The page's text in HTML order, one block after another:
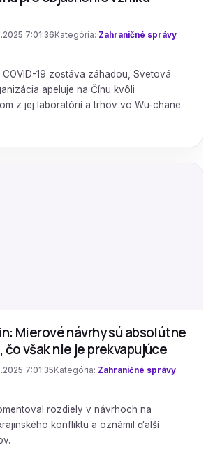
7:01:36 Kategória: Zahraničné správy
COVID-19 zostáva záhadou, Svetová
apeluje na Čínu kvôli
z jej laboratórií a trhov vo Wu-chane.
Mierové návrhy sú absolútne
však nie je prekvapujúce
7:01:35 Kategória: Zahraničné správy
rozdiely v návrhoch na
konfliktu a oznámil ďalší